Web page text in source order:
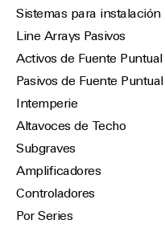
Sistemas para instalación
Line Arrays Pasivos
Activos de Fuente Puntual
Pasivos de Fuente Puntual
Intemperie
Altavoces de Techo
Subgraves
Amplificadores
Controladores
Por Series